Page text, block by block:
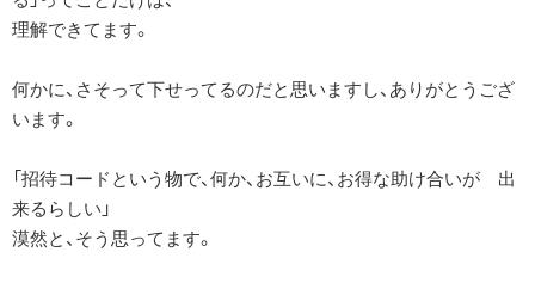
理解できてます。
何かに、さそって下せってるのだと思いますし、ありがとうござ
います。
「招待コードという物で、何か、お互いに、お得な助け合いが 出
来るらしい」
漠然と、そう思ってます。